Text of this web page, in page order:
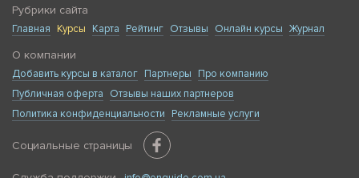
Рубрики сайта
Главная Курсы Карта Рейтинг Отзывы Онлайн курсы Журнал
О компании
Добавить курсы в каталог Партнеры
Про компанию
Публичная оферта
Отзывы наших партнеров
Политика конфиденциальности
Рекламные услуги
Социальные страницы